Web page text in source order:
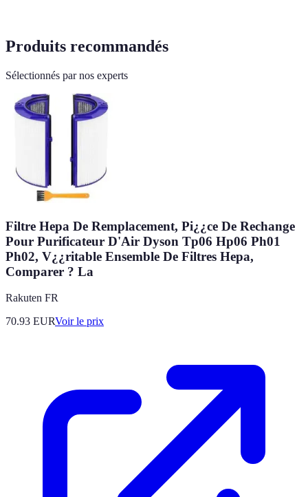
Produits recommandés
Sélectionnés par nos experts
Filtre Hepa De Remplacement, Pi¿¿ce De Rechange
Pour Purificateur D'Air Dyson Tp06 Hp06 Ph01
Ph02, V¿¿ritable Ensemble De Filtres Hepa,
Comparer ? La
Rakuten FR
70.93 EURVoir le prix